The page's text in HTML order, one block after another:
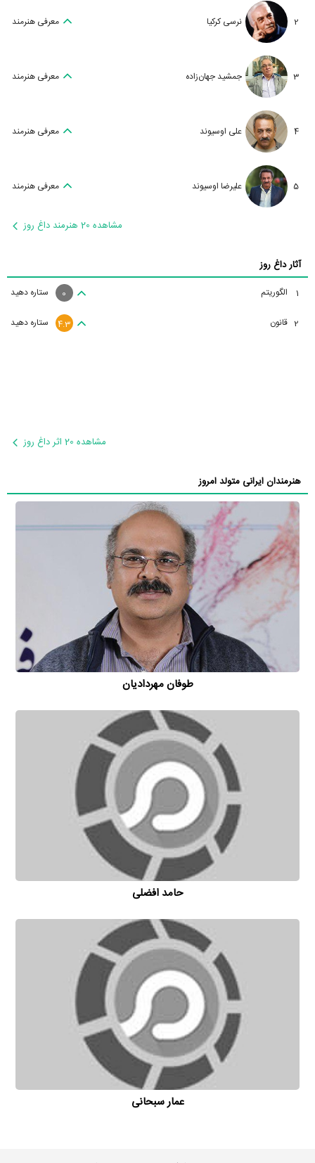
2 نرسی کرکیا معرفی هنرمند
3 جمشید جهان‌زاده معرفی هنرمند
4 علی اوسیوند معرفی هنرمند
5 علیرضا اوسیوند معرفی هنرمند
مشاهده 20 هنرمند داغ روز
آثار داغ روز
1 الگوریتم ستاره دهید 0
2 قانون ستاره دهید 4.3
مشاهده 20 اثر داغ روز
هنرمندان ایرانی متولد امروز
طوفان مهردادیان
حامد افضلی
عمار سبحانی